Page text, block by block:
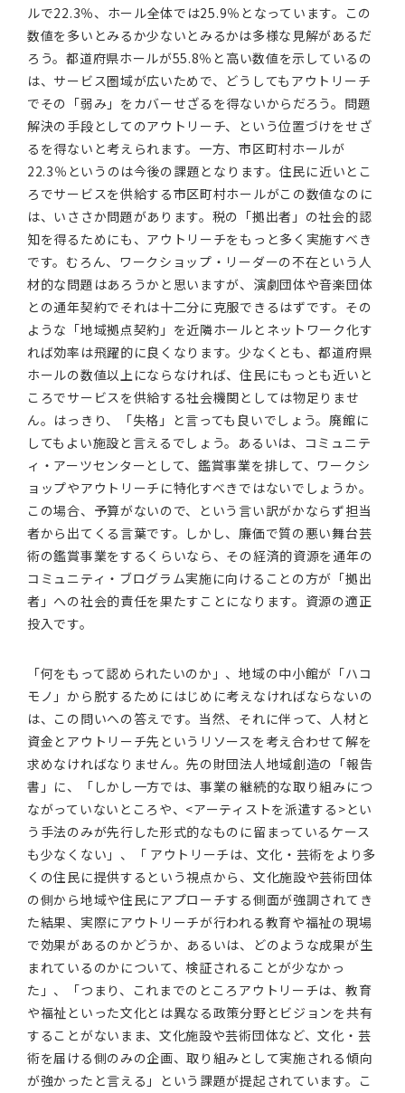
ルで22.3％、ホール全体では25.9％となっています。この
数値を多いとみるか少ないとみるかは多様な見解があるだ
ろう。都道府県ホールが55.8％と高い数値を示しているの
は、サービス圏域が広いためで、どうしてもアウトリーチ
でその「弱み」をカバーせざるを得ないからだろう。問題
解決の手段としてのアウトリーチ、という位置づけをせざ
るを得ないと考えられます。一方、市区町村ホールが
22.3％というのは今後の課題となります。住民に近いとこ
ろでサービスを供給する市区町村ホールがこの数値なのに
は、いささか問題があります。税の「拠出者」の社会的認
知を得るためにも、アウトリーチをもっと多く実施すべき
です。むろん、ワークショップ・リーダーの不在という人
材的な問題はあろうかと思いますが、演劇団体や音楽団体
との通年契約でそれは十二分に克服できるはずです。その
ような「地域拠点契約」を近隣ホールとネットワーク化す
れば効率は飛躍的に良くなります。少なくとも、都道府県
ホールの数値以上にならなければ、住民にもっとも近いと
ころでサービスを供給する社会機関としては物足りませ
ん。はっきり、「失格」と言っても良いでしょう。廃館に
してもよい施設と言えるでしょう。あるいは、コミュニテ
ィ・アーツセンターとして、鑑賞事業を排して、ワークシ
ョップやアウトリーチに特化すべきではないでしょうか。
この場合、予算がないので、という言い訳がかならず担当
者から出てくる言葉です。しかし、廉価で質の悪い舞台芸
術の鑑賞事業をするくらいなら、その経済的資源を通年の
コミュニティ・ブログラム実施に向けることの方が「拠出
者」への社会的責任を果たすことになります。資源の適正
投入です。
「何をもって認められたいのか」、地域の中小館が「ハコ
モノ」から脱するためにはじめに考えなければならないの
は、この問いへの答えです。当然、それに伴って、人材と
資金とアウトリーチ先というリソースを考え合わせて解を
求めなければなりません。先の財団法人地域創造の「報告
書」に、「しかし一方では、事業の継続的な取り組みにつ
ながっていないところや、<アーティストを派遣する>とい
う手法のみが先行した形式的なものに留まっているケース
も少なくない」、「 アウトリーチは、文化・芸術をより多
くの住民に提供するという視点から、文化施設や芸術団体
の側から地域や住民にアプローチする側面が強調されてき
た結果、実際にアウトリーチが行われる教育や福祉の現場
で効果があるのかどうか、あるいは、どのような成果が生
まれているのかについて、検証されることが少なかっ
た」、「つまり、これまでのところアウトリーチは、教育
や福祉といった文化とは異なる政策分野とビジョンを共有
することがないまま、文化施設や芸術団体など、文化・芸
術を届ける側のみの企画、取り組みとして実施される傾向
が強かったと言える」という課題が提起されています。こ